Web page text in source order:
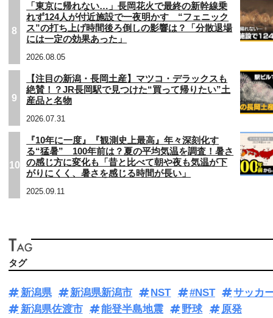
8
「東京に帰れない…」長岡花火で最終の新幹線乗
れず124人が付近施設で一夜明かす “フェニック
ス”の打ち上げ時間後ろ倒しの影響は？「分散退場
には一定の効果あった」
2026.08.05
9
【注目の新潟・長岡土産】マツコ・デラックスも
絶賛！？JR長岡駅で見つけた“買って帰りたい”土
産品と名物
2026.07.31
10
『10年に一度』『観測史上最高』年々深刻化す
る“猛暑” 100年前は？夏の平均気温を調査！暑さ
の感じ方に変化も「昔と比べて朝や夜も気温が下
がりにくく、暑さを感じる時間が長い」
2025.09.11
タグ
新潟県 新潟県新潟市 NST #NST
サッカ
新潟県佐渡市
能登半島地震 野球
原発